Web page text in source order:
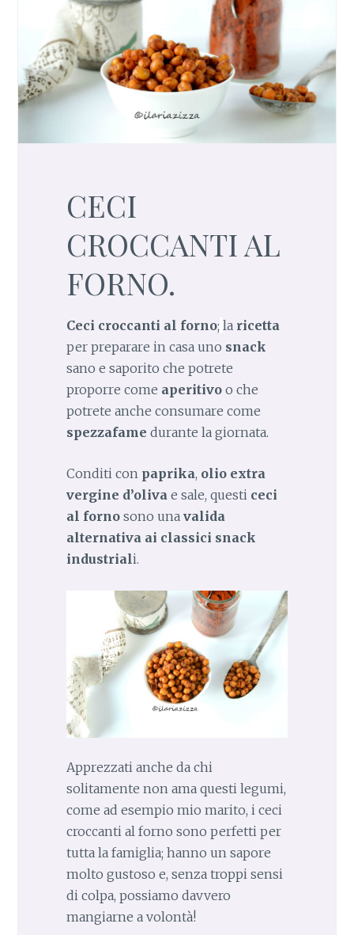
CECI
CROCCANTI AL
FORNO.
Ceci croccanti al forno; la ricetta
per preparare in casa uno snack
sano e saporito che potrete
proporre come aperitivo o che
potrete anche consumare come
spezzafame durante la giornata.
Conditi con paprika, olio extra
vergine d’olivae sale, questi ceci
al fornosono una valida
alternativa ai classici snack
industriali.
Apprezzati anche da chi
solitamente non ama questi legumi,
come ad esempio mio marito, i ceci
croccanti al forno sono perfetti per
tutta la famiglia; hanno un sapore
molto gustoso e, senza troppi sensi
di colpa, possiamo davvero
mangiarne a volontà!